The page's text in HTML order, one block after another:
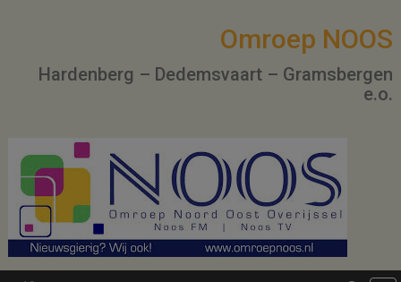
Omroep NOOS
Hardenberg – Dedemsvaart – Gramsbergen
e.o.